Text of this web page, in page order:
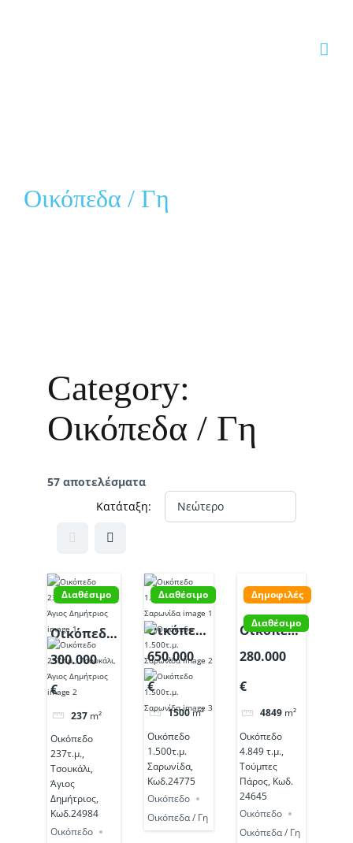
Οικόπεδα / Γη
Category:
Οικόπεδα / Γη
57 αποτελέσματα
Κατάταξη:
Διαθέσιμο
Οικόπεδο
237τ.μ.,
Τσουκάλι,
Άγιος
Δημήτριος,
300.000
€
237 m²
Οικόπεδο
237τ.μ.,
Τσουκάλι,
Άγιος
Δημήτριος,
Κωδ.24984
Οικόπεδο
Διαθέσιμο
Οικόπεδο
1.500τ.μ.
Σαρωνίδα,
Κωδ.24775
650.000
€
1500m²
Οικόπεδο
1.500τ.μ.
Σαρωνίδα,
Κωδ.24775
Οικόπεδο
Οικόπεδα / Γη
Δημοφιλές
Διαθέσιμο
Οικόπεδο
4.849 τ.μ.,
Πάρος,
Κωδ.
280.000
€
4849 m²
Οικόπεδο
4.849 τ.μ.,
Τούμπες
Πάρος, Κωδ.
24645
Οικόπεδο
Οικόπεδα / Γη